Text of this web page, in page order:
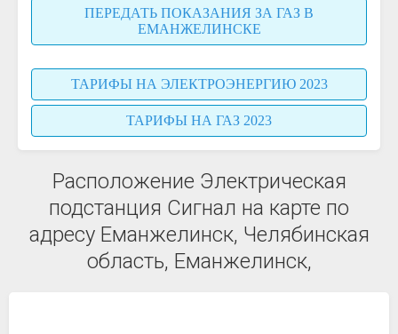
ПЕРЕДАТЬ ПОКАЗАНИЯ ЗА ГАЗ В
ЕМАНЖЕЛИНСКЕ
ТАРИФЫ НА ЭЛЕКТРОЭНЕРГИЮ 2023
ТАРИФЫ НА ГАЗ 2023
Расположение Электрическая
подстанция Сигнал на карте по
адресу Еманжелинск, Челябинская
область, Еманжелинск,